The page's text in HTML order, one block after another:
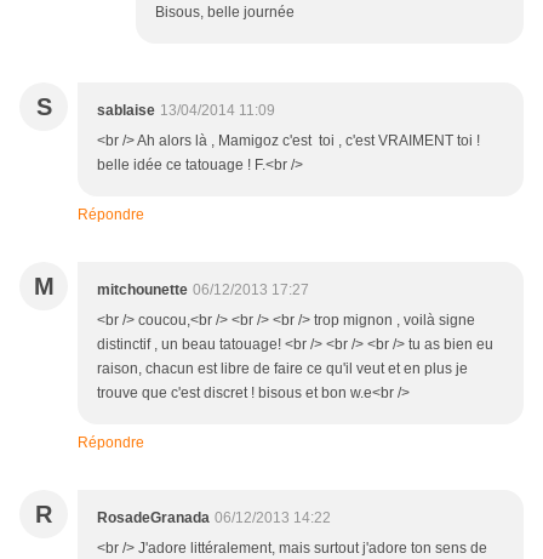
Bisous, belle journée
S sablaise 13/04/2014 11:09
<br /> Ah alors là , Mamigoz c'est toi , c'est VRAIMENT toi !
belle idée ce tatouage ! F.<br />
Répondre
M mitchounette 06/12/2013 17:27
<br /> coucou,<br /> <br /> <br /> trop mignon , voilà signe
distinctif , un beau tatouage! <br /> <br /> <br /> tu as bien eu
raison, chacun est libre de faire ce qu'il veut et en plus je
trouve que c'est discret ! bisous et bon w.e<br />
Répondre
R RosadeGranada 06/12/2013 14:22
<br /> J'adore littéralement, mais surtout j'adore ton sens de